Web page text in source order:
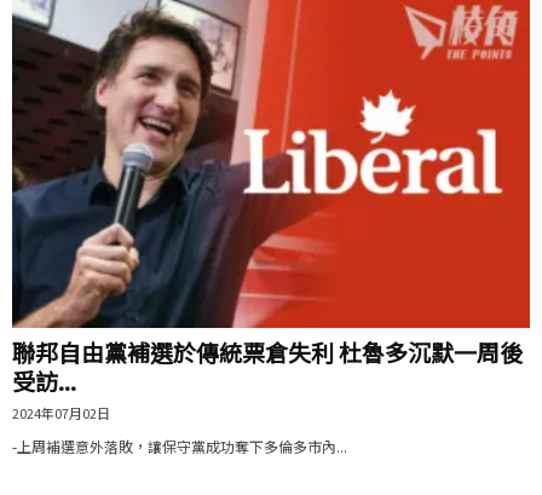
聯邦自由黨補選於傳統票倉失利 杜魯多沉默一周後
受訪...
2024年07月02日
-上周補選意外落敗，讓保守黨成功奪下多倫多市內...